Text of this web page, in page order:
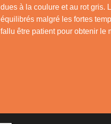
dues à la coulure et au rot gris.
équilibrés malgré les fortes
fallu être patient pour obtenir le